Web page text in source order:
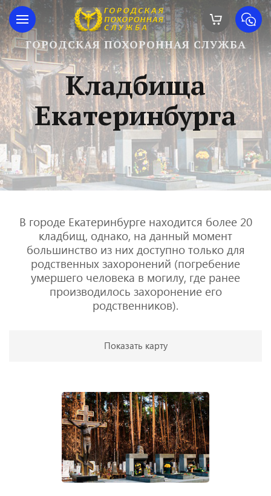
ГОРОДСКАЯ ПОХОРОННАЯ СЛУЖБА
Кладбища
Екатеринбурга
В городе Екатеринбурге находится более 20
кладбищ, однако, на данный момент
большинство из них доступно только для
родственных захоронений (погребение
умершего человека в могилу, где ранее
производилось захоронение его
родственников).
Показать карту